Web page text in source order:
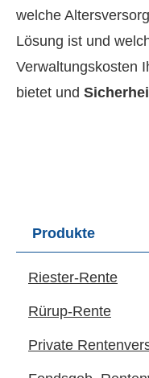
welche
Lösung ist und
Verwaltungskosten
bietet und
Produkte
Riester-Rente
Rürup-Rente
Private